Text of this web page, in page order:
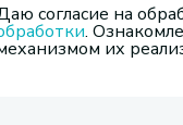
согласие на
.
их